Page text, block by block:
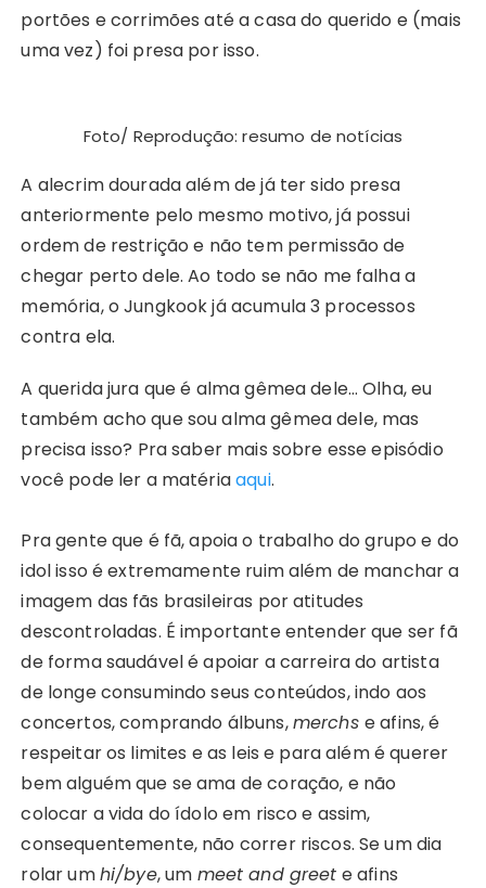
portões e corrimões até a casa do querido e (mais
uma vez) foi presa por isso.
Foto/ Reprodução: resumo de notícias
A alecrim dourada além de já ter sido presa
anteriormente pelo mesmo motivo, já possui
ordem de restrição e não tem permissão de
chegar perto dele. Ao todo se não me falha a
memória, o Jungkook já acumula 3 processos
contra ela.
A querida jura que é alma gêmea dele… Olha, eu
também acho que sou alma gêmea dele, mas
precisa isso? Pra saber mais sobre esse episódio
você pode ler a matériaaqui.
Pra gente que é fã, apoia o trabalho do grupo e do
idol isso é extremamente ruim além de manchar a
imagem das fãs brasileiras por atitudes
descontroladas. É importante entender que ser fã
de forma saudável é apoiar a carreira do artista
de longe consumindo seus conteúdos, indo aos
concertos, comprando álbuns,merchs e afins, é
respeitar os limites e as leis e para além é querer
bem alguém que se ama de coração, e não
colocar a vida do ídolo em risco e assim,
consequentemente, não correr riscos. Se um dia
rolar umhi/bye, um meet and greet e afins